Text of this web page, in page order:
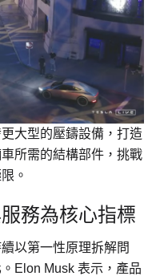
大型的壓鑄設備，打造
所需的結構部件，挑戰
。
務為核心指標
以第一性原理拆解問
Elon Musk 表示，產品